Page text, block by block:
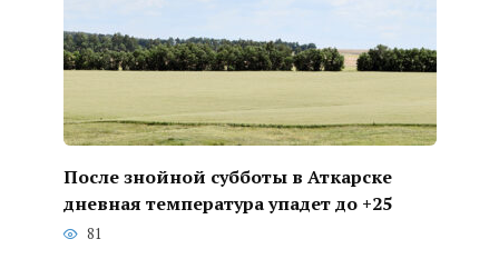
После знойной субботы в Аткарске
дневная температура упадет до +25
81